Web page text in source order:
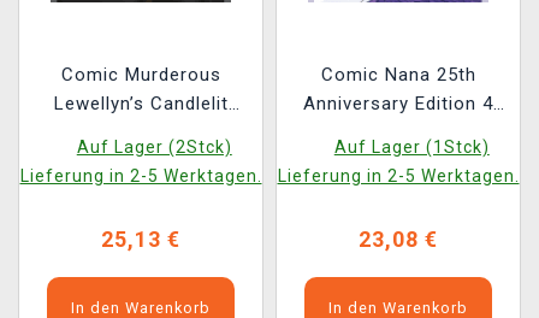
Comic Murderous
Lewellyn’s Candlelit
Auf Lager (2Stck)
Lieferung in 2-5 Werktagen.
25,13 €
In den Warenkorb
Comic Nana 25th
Anniversary Edition 4
Auf Lager (1Stck)
Lieferung in 2-5 Werktagen.
23,08 €
In den Warenkorb